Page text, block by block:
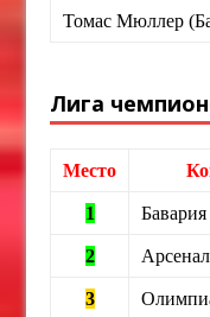
Томас Мюллер
Лига
Место
1
2
3